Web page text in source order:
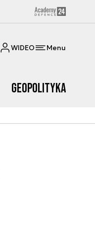
WIDEO Menu
Geopolityka